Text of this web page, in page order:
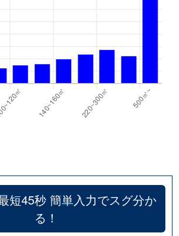
短45秒 簡単入力でスグ分か
る！